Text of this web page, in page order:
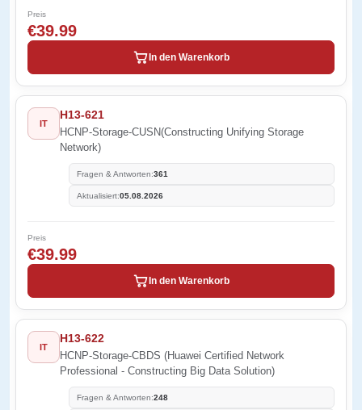
Preis
€39.99
In den Warenkorb
IT
H13-621
HCNP-Storage-CUSN(Constructing Unifying Storage
Network)
Fragen & Antworten:361
Aktualisiert:05.08.2026
Preis
€39.99
In den Warenkorb
IT
H13-622
HCNP-Storage-CBDS (Huawei Certified Network
Professional - Constructing Big Data Solution)
Fragen & Antworten:248